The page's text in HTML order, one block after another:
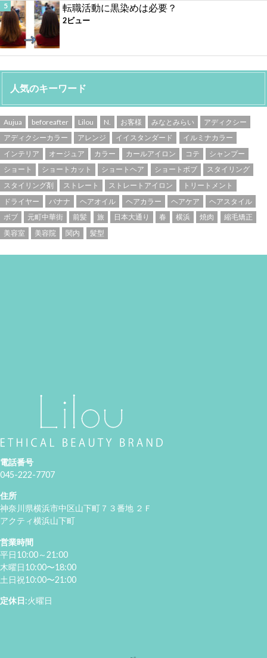
転職活動に黒染めは必要？
2ビュー
人気のキーワード
Aujua beforeafter Lilou N. お客様 みなとみらい
アディクシー
アディクシーカラー
アレンジ イイスタンダード
イルミナカラー
インテリア
オージュア カラー カールアイロン コテ
シャンプー
ショート
ショートカット ショートヘア ショートボブ
スタイリング
スタイリング剤
ストレート ストレートアイロン
トリートメント
ドライヤー
バナナ ヘアオイル ヘアカラー ヘアケア
ヘアスタイル
ボブ
元町中華街 前髪 旅 日本大通り 春 横浜 焼肉
縮毛矯正
美容室
美容院 関内 髪型
電話番号
045-222-7707
住所
神奈川県横浜市中区山下町７３番地 ２Ｆ
アクティ横浜山下町
営業時間
平日10:00～21:00
木曜日10:00〜18:00
土日祝10:00〜21:00
定休日:火曜日